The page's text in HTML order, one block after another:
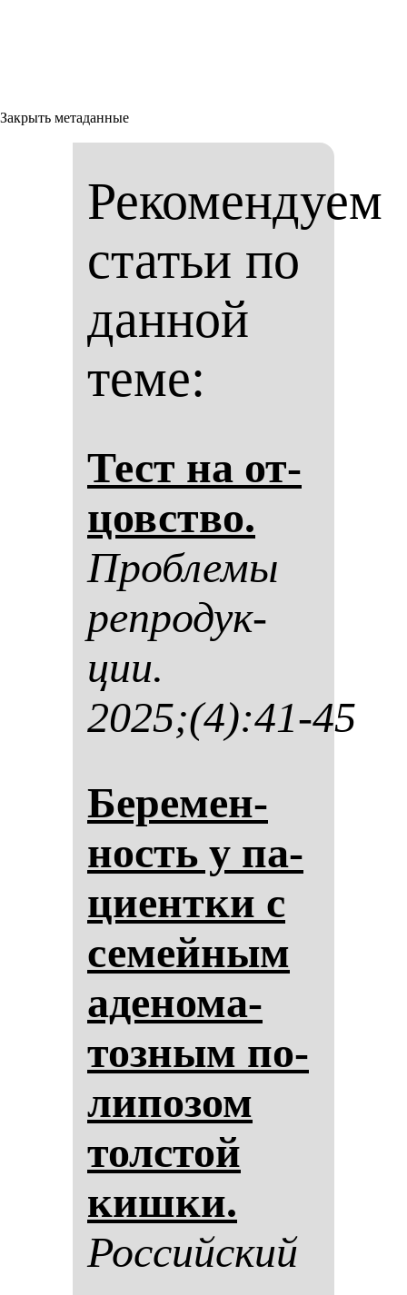
Закрыть метаданные
Рекомендуем
статьи по
данной
теме:
Тест на от­
цовство.
Проб­ле­мы
реп­ро­дук­
ции.
2025;(4):41-45
Бе­ре­мен­
ность у па­
ци­ен­тки с
се­мей­ным
аде­но­ма­
тоз­ным по­
ли­по­зом
тол­стой
киш­ки.
Рос­сий­ский